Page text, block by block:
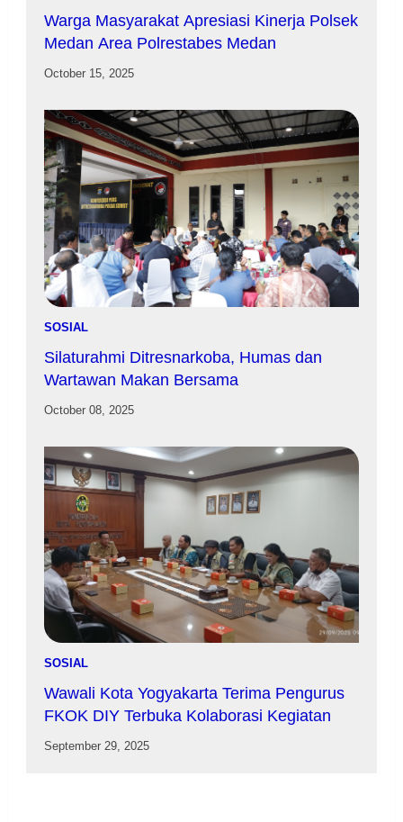
Warga Masyarakat Apresiasi Kinerja Polsek
Medan Area Polrestabes Medan
October 15, 2025
SOSIAL
Silaturahmi Ditresnarkoba, Humas dan
Wartawan Makan Bersama
October 08, 2025
SOSIAL
Wawali Kota Yogyakarta Terima Pengurus
FKOK DIY Terbuka Kolaborasi Kegiatan
September 29, 2025